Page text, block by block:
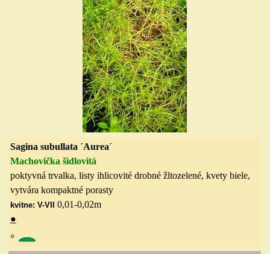
Sagina subullata ´Aurea´
Machovička šidlovitá
poktyvná trvalka, listy ihlicovité drobné žltozelené, kvety biele,
vytvára kompaktné porasty
kvitne: V-VII 0,01-0,02m
●
◦